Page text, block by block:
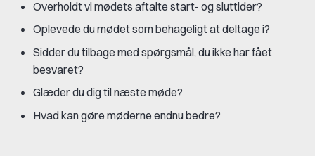
Overholdt vi mødets aftalte start- og sluttider?
Oplevede du mødet som behageligt at deltage i?
Sidder du tilbage med spørgsmål, du ikke har fået
besvaret?
Glæder du dig til næste møde?
Hvad kan gøre møderne endnu bedre?